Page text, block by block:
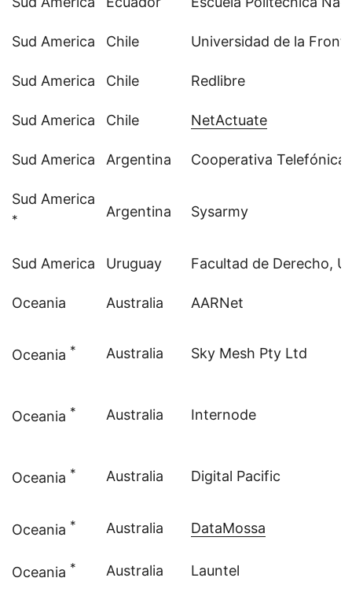
Sud America Chile Universidad de la
Sud America Chile Redlibre
Sud America Chile NetActuate
Sud America Argentina Cooperativa Telefónica
Sud America
* Argentina Sysarmy
Sud America Uruguay Facultad de Derecho,
Oceania Australia AARNet
Oceania * Australia Sky Mesh Pty Ltd
Oceania * Australia Internode
Oceania * Australia Digital Pacific
Oceania * Australia DataMossa
Oceania * Australia Launtel